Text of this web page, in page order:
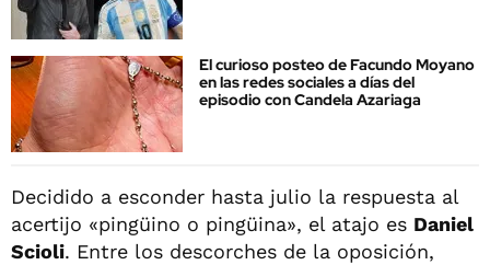
El curioso posteo de Facundo Moyano
en las redes sociales a días del
episodio con Candela Azariaga
Decidido a esconder hasta julio la respuesta al
acertijo «pingüino o pingüina», el atajo es Daniel
Scioli. Entre los descorches de la oposición,